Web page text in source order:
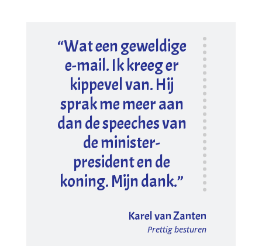
“Wat een geweldige
e-mail. Ik kreeg er
kippevel van. Hij
sprak me meer aan
dan de speeches van
de minister-
president en de
koning. Mijn dank.”
Karel van Zanten
Prettig besturen